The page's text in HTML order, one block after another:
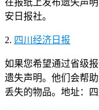
安日报社。
2. 四川经济日报
如果您希望通过省级
遗失声明。他们会帮
丢失的物品。地址：四